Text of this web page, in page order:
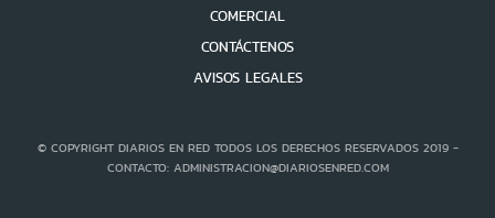
COMERCIAL
CONTÁCTENOS
AVISOS LEGALES
© COPYRIGHT DIARIOS EN RED TODOS LOS DERECHOS RESERVADOS 2019 -
CONTACTO: ADMINISTRACION@DIARIOSENRED.COM